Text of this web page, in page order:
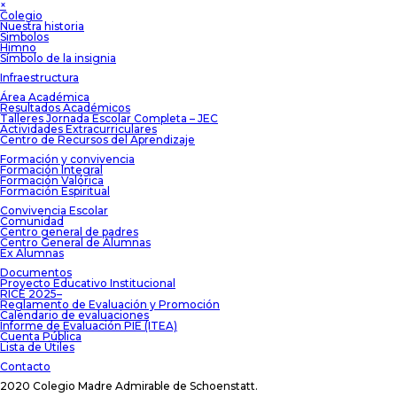
×
Colegio
Nuestra historia
Simbolos
Himno
Símbolo de la insignia
Infraestructura
Área Académica
Resultados Académicos
Talleres Jornada Escolar Completa – JEC
Actividades Extracurriculares
Centro de Recursos del Aprendizaje
Formación y convivencia
Formación Integral
Formación Valórica
Formación Espiritual
Convivencia Escolar
Comunidad
Centro general de padres
Centro General de Alumnas
Ex Alumnas
Documentos
Proyecto Educativo Institucional
RICE 2025–
Reglamento de Evaluación y Promoción
Calendario de evaluaciones
Informe de Evaluación PIE (ITEA)
Cuenta Pública
Lista de Útiles
Contacto
2020 Colegio Madre Admirable de Schoenstatt.